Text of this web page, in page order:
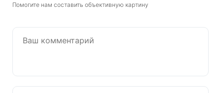
спортивного питания. Она была основана
новые и новые рынки. На данный момент есть
возможность стать партнером Гербалайф, для
Помогите нам составить объективную картину